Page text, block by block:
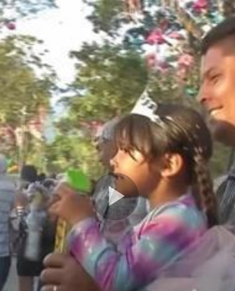
Play
Video